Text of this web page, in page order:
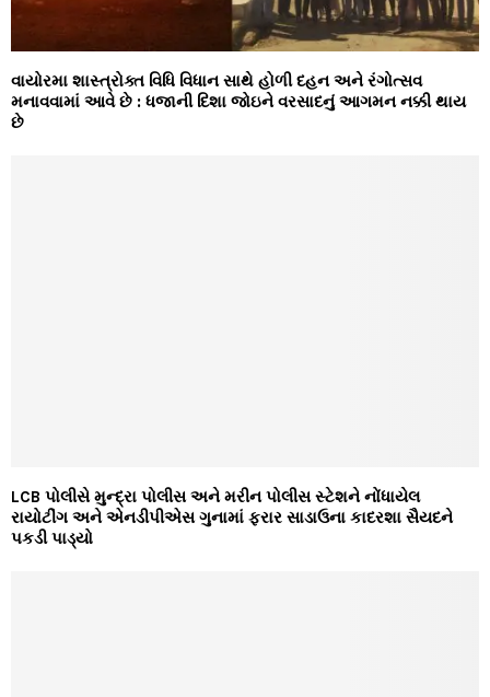
વાયોરમા શાસ્ત્રોક્ત વિધિ વિધાન સાથે હોળી દહન અને રંગોત્સવ
મનાવવામાં આવે છે : ધજાની દિશા જોઇને વરસાદનું આગમન નક્કી થાય
છે
LCB પોલીસે મુન્દ્રા પોલીસ અને મરીન પોલીસ સ્ટેશને નોંધાયેલ
રાયોટીંગ અને એનડીપીએસ ગુનામાં ફરાર સાડાઉના કાદરશા સૈયદને
પકડી પાડ્યો